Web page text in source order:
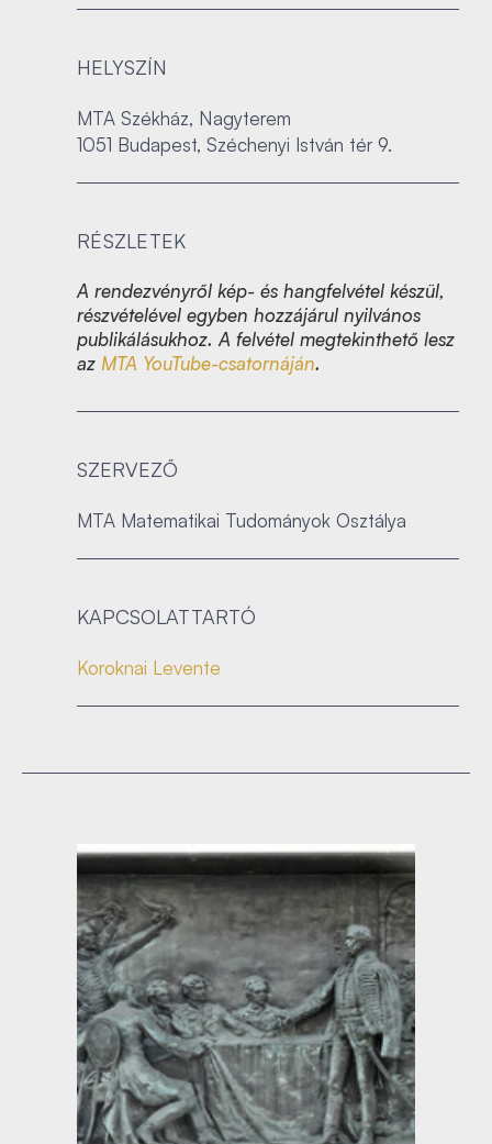
HELYSZÍN
MTA Székház, Nagyterem
1051 Budapest, Széchenyi István tér 9.
RÉSZLETEK
A rendezvényről kép- és hangfelvétel készül,
részvételével egyben hozzájárul nyilvános
publikálásukhoz. A felvétel megtekinthető lesz
az MTA YouTube-csatornáján.
SZERVEZŐ
MTA Matematikai Tudományok Osztálya
KAPCSOLATTARTÓ
Koroknai Levente